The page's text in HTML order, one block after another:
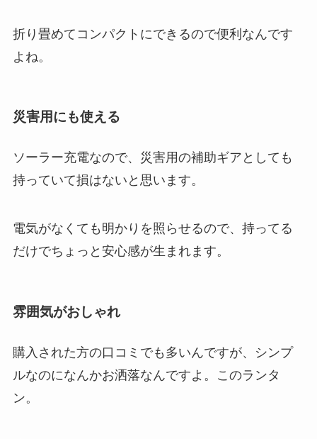
折り畳めてコンパクトにできるので便利なんです
よね。
災害用にも使える
ソーラー充電なので、災害用の補助ギアとしても
持っていて損はないと思います。
電気がなくても明かりを照らせるので、持ってる
だけでちょっと安心感が生まれます。
雰囲気がおしゃれ
購入された方の口コミでも多いんですが、シンプ
ルなのになんかお洒落なんですよ。このランタ
ン。